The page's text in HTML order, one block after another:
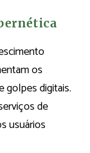
os
golpes digitais.
de
usuários